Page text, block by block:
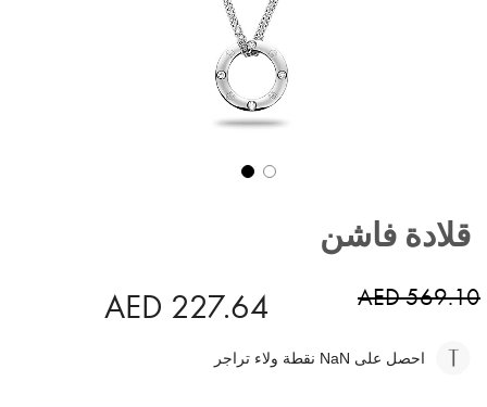
بداية
قلادة فاشن
AED 569.10
AED 227.64
احصل على NaN نقطة ولاء تراجر